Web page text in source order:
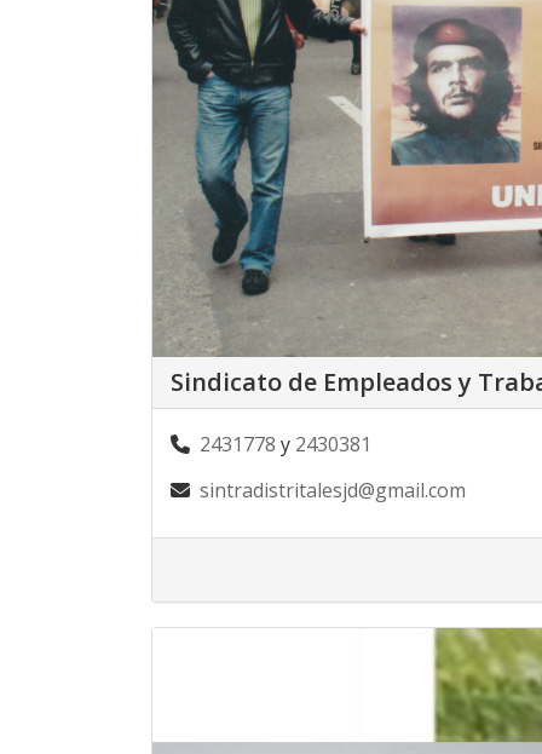
Sindicato de Empleados y
2431778 y 2430381
sintradistritalesjd@gmail.com